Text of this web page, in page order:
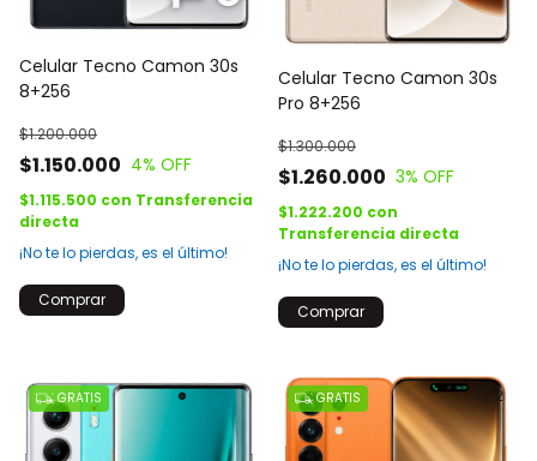
Celular Tecno Camon 30s
8+256
$1.150.000
$1.200.000
4% OFF
$1.115.500 con Transferencia
directa
¡No te lo pierdas, es el último!
Comprar
Celular Tecno Camon 30s
Pro 8+256
$1.260.000
$1.300.000
3% OFF
$1.222.200 con
Transferencia directa
¡No te lo pierdas, es el último!
Comprar
GRATIS 2
GRATIS